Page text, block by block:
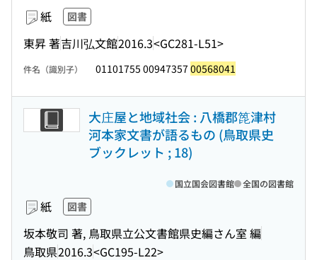
紙 図書
東昇 著吉川弘文館2016.3<GC281-L51>
件名（識別子） 01101755 00947357 00568041
大庄屋と地域社会 : 八橋郡箆津村
河本家文書が語るもの (鳥取県史
ブックレット ; 18)
紙 図書
坂本敬司 著, 鳥取県立公文書館県史編さん室 編
鳥取県2016.3<GC195-L22>
国立国会図書館 全国の図書館